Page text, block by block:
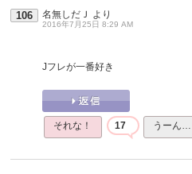
106 名無しだＪ より
2016年7月25日 8:29 AM
Jフレが一番好き
それな！ 17 うーん…